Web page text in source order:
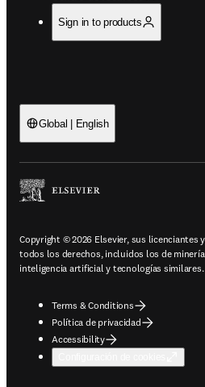
Sign in to products
Global | English
Copyright © 2026 Elsevier, sus licenciantes
todos los derechos, incluidos los de
inteligencia artificial y tecnologías similares.
Terms & Conditions
Política de privacidad
Accessibility